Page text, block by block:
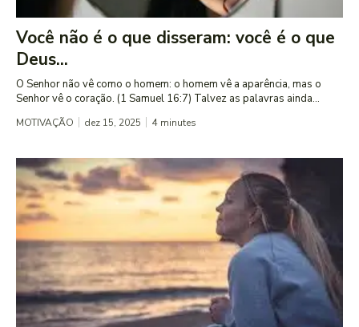
Você não é o que disseram: você é o que
Deus...
O Senhor não vê como o homem: o homem vê a aparência, mas o
Senhor vê o coração. (1 Samuel 16:7) Talvez as palavras ainda...
MOTIVAÇÃO dez 15, 2025 4 minutes